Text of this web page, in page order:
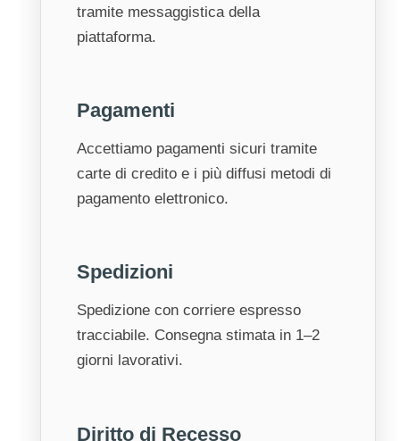
tramite messaggistica della
piattaforma.
Pagamenti
Accettiamo pagamenti sicuri tramite
carte di credito e i più diffusi metodi di
pagamento elettronico.
Spedizioni
Spedizione con corriere espresso
tracciabile. Consegna stimata in 1–2
giorni lavorativi.
Diritto di Recesso